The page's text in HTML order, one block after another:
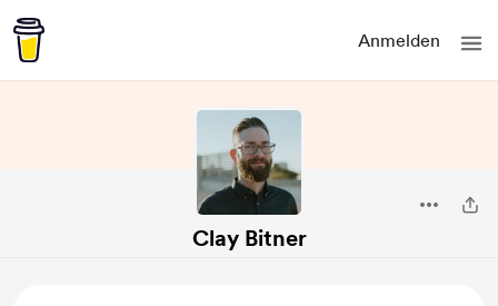
Anmelden
Clay Bitner